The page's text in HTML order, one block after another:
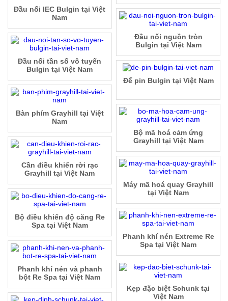
Đầu nối IEC Bulgin tại Việt
Nam
Đầu nối nguồn tròn
Bulgin tại Việt Nam
Đầu nối tần số vô tuyến
Bulgin tại Việt Nam
Đế pin Bulgin tại Việt Nam
Bàn phím Grayhill tại Việt
Nam
Bộ mã hoá cảm ứng
Grayhill tại Việt Nam
Cần điều khiển rời rạc
Grayhill tại Việt Nam
Máy mã hoá quay Grayhill
tại Việt Nam
Bộ điều khiển độ căng Re
Spa tại Việt Nam
Phanh khí nén Extreme Re
Spa tại Việt Nam
Phanh khí nén và phanh
bột Re Spa tại Việt Nam
Kẹp đặc biệt Schunk tại
Việt Nam